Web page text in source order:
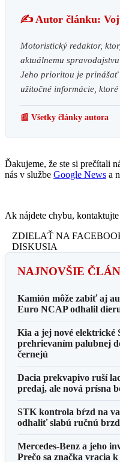
✍️ Autor článku:
Motoristický redaktor,
aktuálnemu
Jeho prioritou je prinášať
užitočné informácie,
📰 Všetky články autora
Ďakujeme, že ste si prečítali
nás v službe Google News a
Ak nájdete chybu, kontaktujte
ZDIELAŤ NA
DISKUSIA
NAJNOVŠIE
Kamión môže zabiť aj
Euro NCAP odhalil
Kia a jej nové elektrické
prehrievaním palubnej
černejú
Dacia prekvapivo ruší
predaj, ale nová prísna
STK kontrola bŕzd na
odhaliť slabú ručnú
Mercedes-Benz a jeho
Prečo sa značka vracia